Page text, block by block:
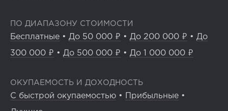
ПО ДИАПАЗОНУ СТОИМОСТИ
Бесплатные • До 50 000 ₽ • До 200 000 ₽ • До
300 000 ₽ • До 500 000 ₽ • До 1 000 000 ₽
ОКУПАЕМОСТЬ И ДОХОДНОСТЬ
С быстрой окупаемостью • Прибыльные •